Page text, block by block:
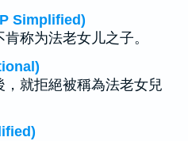
Simplified)
称为法老女儿之子。
，就拒絕被稱為法老女兒